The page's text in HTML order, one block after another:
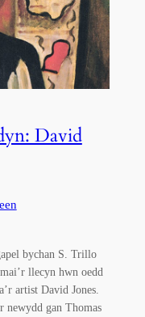
David
bychan S. Trillo
llecyn hwn oedd
artist David Jones.
newydd gan Thomas